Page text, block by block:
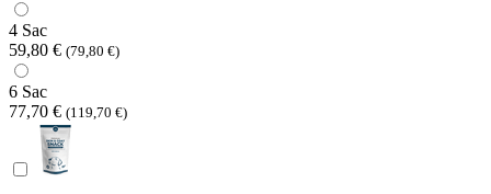
4 Sac
59,80 € (79,80 €)
6 Sac
77,70 € (119,70 €)